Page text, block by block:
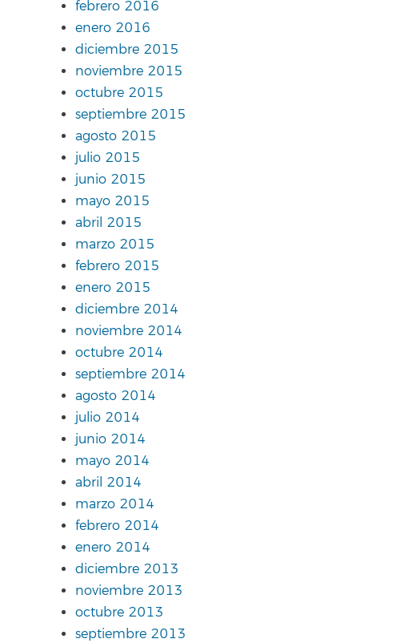
febrero 2016
enero 2016
diciembre 2015
noviembre 2015
octubre 2015
septiembre 2015
agosto 2015
julio 2015
junio 2015
mayo 2015
abril 2015
marzo 2015
febrero 2015
enero 2015
diciembre 2014
noviembre 2014
octubre 2014
septiembre 2014
agosto 2014
julio 2014
junio 2014
mayo 2014
abril 2014
marzo 2014
febrero 2014
enero 2014
diciembre 2013
noviembre 2013
octubre 2013
septiembre 2013